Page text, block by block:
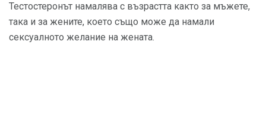
Тестостеронът намалява с възрастта както за мъжете,
така и за жените, което също може да намали
сексуалното желание на жената.